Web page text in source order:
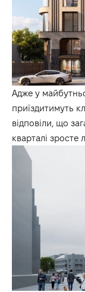
Адже у
приїздитимуть
відповіли, що
кварталі зросте